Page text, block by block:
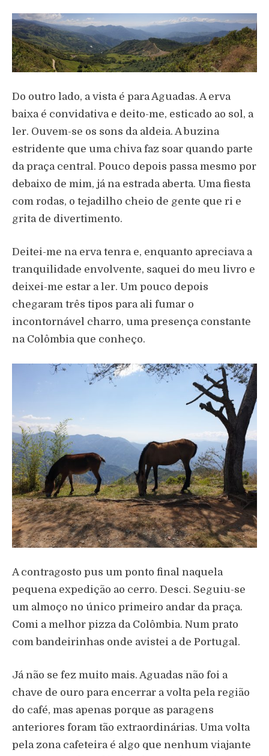
Do outro lado, a vista é para Aguadas. A erva
baixa é convidativa e deito-me, esticado ao sol, a
ler. Ouvem-se os sons da aldeia. A buzina
estridente que uma chiva faz soar quando parte
da praça central. Pouco depois passa mesmo por
debaixo de mim, já na estrada aberta. Uma fiesta
com rodas, o tejadilho cheio de gente que ri e
grita de divertimento.
Deitei-me na erva tenra e, enquanto apreciava a
tranquilidade envolvente, saquei do meu livro e
deixei-me estar a ler. Um pouco depois
chegaram três tipos para ali fumar o
incontornável charro, uma presença constante
na Colômbia que conheço.
A contragosto pus um ponto final naquela
pequena expedição ao cerro. Desci. Seguiu-se
um almoço no único primeiro andar da praça.
Comi a melhor pizza da Colômbia. Num prato
com bandeirinhas onde avistei a de Portugal.
Já não se fez muito mais. Aguadas não foi a
chave de ouro para encerrar a volta pela região
do café, mas apenas porque as paragens
anteriores foram tão extraordinárias. Uma volta
pela zona cafeteira é algo que nenhum viajante